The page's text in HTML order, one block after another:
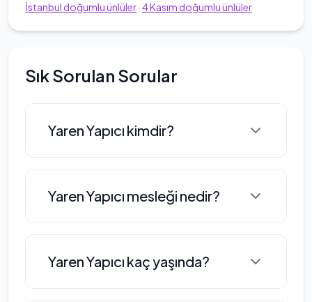
İstanbul doğumlu ünlüler·4Kasım doğumlu ünlüler
Sık Sorulan Sorular
Yaren Yapıcı kimdir?
İstanbul'da doğmuş genç bir
oyuncudur. Radyo ve televizyon
kariyerine 2022 yılında ATV
ekranlarında yayınlanan
Yaren Yapıcı mesleği nedir?
Yaren Yapıcı kaç yaşında?